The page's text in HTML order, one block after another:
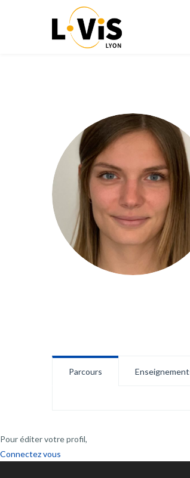
Parcours
Pour éditer votre profil,
Connectez vous